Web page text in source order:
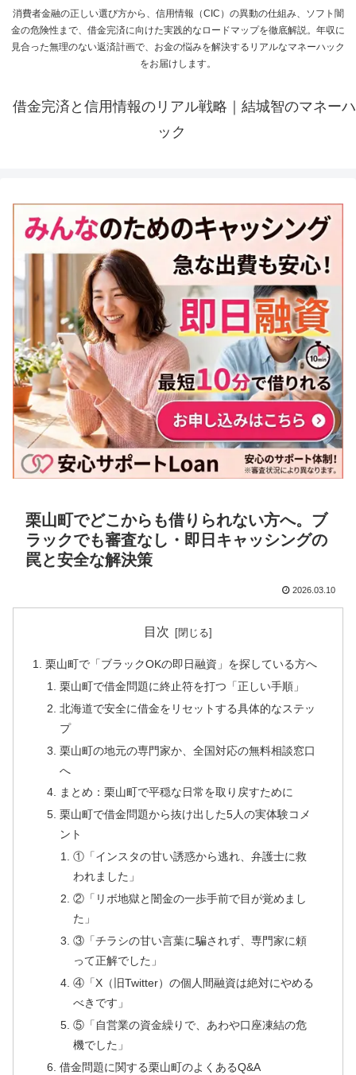
消費者金融の正しい選び方から、信用情報（CIC）の異動の仕組み、ソフト闇
金の危険性まで、借金完済に向けた実践的なロードマップを徹底解説。年収に
見合った無理のない返済計画で、お金の悩みを解決するリアルなマネーハック
をお届けします。
借金完済と信用情報のリアル戦略｜結城智のマネーハ
ック
栗山町でどこからも借りられない方へ。ブ
ラックでも審査なし・即日キャッシングの
罠と安全な解決策
2026.03.10
目次
栗山町で「ブラックOKの即日融資」を探している方へ
栗山町で借金問題に終止符を打つ「正しい手順」
北海道で安全に借金をリセットする具体的なステッ
プ
栗山町の地元の専門家か、全国対応の無料相談窓口
へ
まとめ：栗山町で平穏な日常を取り戻すために
栗山町で借金問題から抜け出した5人の実体験コメ
ント
①「インスタの甘い誘惑から逃れ、弁護士に救
われました」
②「リボ地獄と闇金の一歩手前で目が覚めまし
た」
③「チラシの甘い言葉に騙されず、専門家に頼
って正解でした」
④「X（旧Twitter）の個人間融資は絶対にやめる
べきです」
⑤「自営業の資金繰りで、あわや口座凍結の危
機でした」
借金問題に関する栗山町のよくあるQ&A